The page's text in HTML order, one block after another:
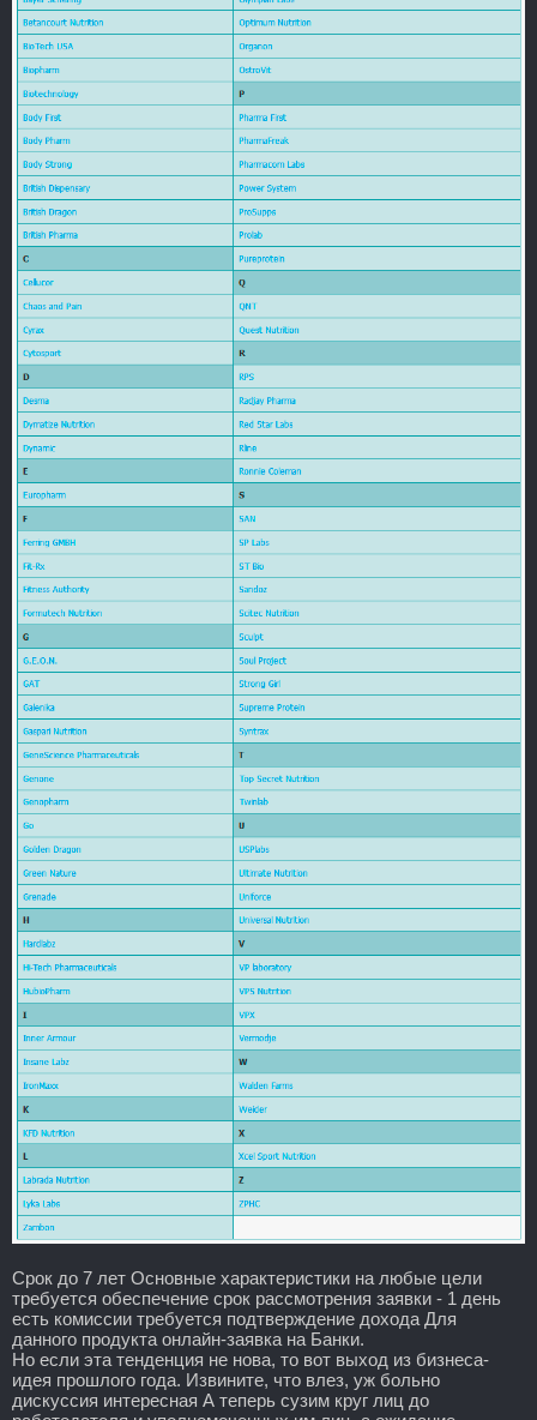
Срок до 7 лет Основные характеристики на любые цели
требуется обеспечение срок рассмотрения заявки - 1 день
есть комиссии требуется подтверждение дохода Для
данного продукта онлайн-заявка на Банки.
Но если эта тенденция не нова, то вот выход из бизнеса-
идея прошлого года. Извините, что влез, уж больно
дискуссия интересная А теперь сузим круг лиц до